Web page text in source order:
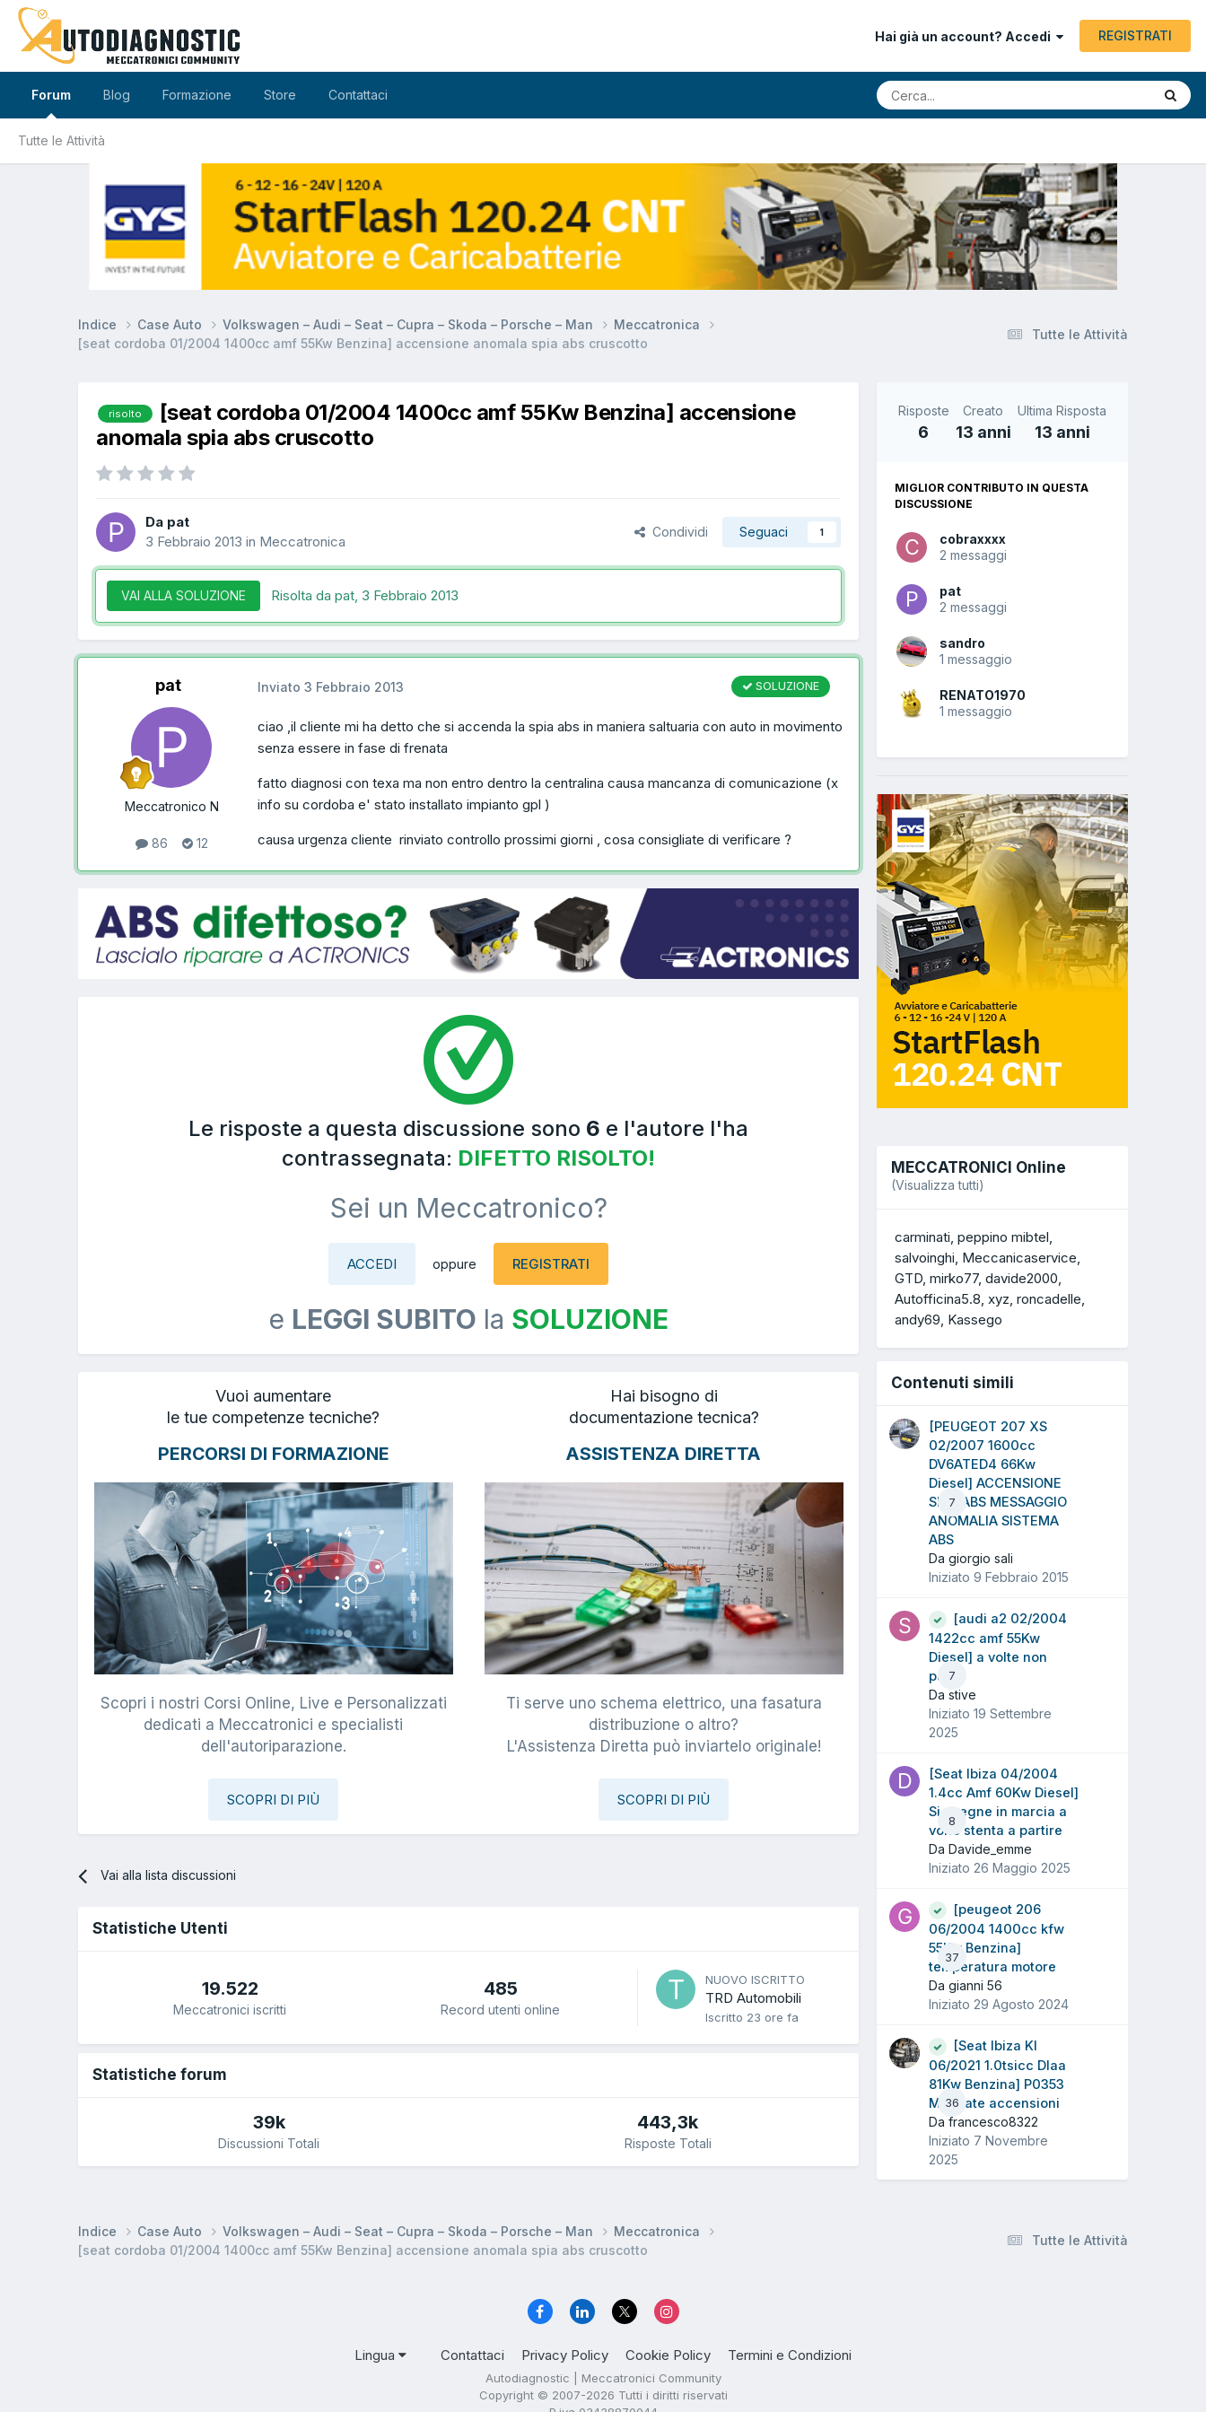
Hai già un account? Accedi REGISTRATI
Forum
Tutte le Attività
Blog Formazione Store Contattaci
Tutte le Attività
Indice Case Auto Volkswagen – Audi – Seat – Cupra – Skoda – Porsche – Man
Meccatronica
[seat cordoba 01/2004 1400cc amf 55Kw Benzina] accensione anomala spia abs cruscotto
risolto
[seat cordoba 01/2004 1400cc amf 55Kw Benzina] accensione
anomala spia abs cruscotto
Da pat
3 Febbraio 2013 in Meccatronica
Condividi Seguaci 1
VAI ALLA SOLUZIONE Risolta da pat, 3 Febbraio 2013
pat
Meccatronico N
86 12
SOLUZIONE
Inviato 3 Febbraio 2013
ciao ,il cliente mi ha detto che si accenda la spia abs in maniera saltuaria con auto in movimento
senza essere in fase di frenata
fatto diagnosi con texa ma non entro dentro la centralina causa mancanza di comunicazione (x
info su cordoba e' stato installato impianto gpl )
causa urgenza cliente rinviato controllo prossimi giorni , cosa consigliate di verificare ?
Le risposte a questa discussione sono 6 e l'autore l'ha
contrassegnata: DIFETTO RISOLTO!
Sei un Meccatronico?
ACCEDI oppure REGISTRATI
e LEGGI SUBITO la SOLUZIONE
Vuoi aumentare
le tue competenze tecniche?
PERCORSI DI FORMAZIONE
Scopri i nostri Corsi Online, Live e Personalizzati
dedicati a Meccatronici e specialisti
dell'autoriparazione.
SCOPRI DI PIÙ
Hai bisogno di
documentazione tecnica?
ASSISTENZA DIRETTA
Ti serve uno schema elettrico, una fasatura
distribuzione o altro?
L'Assistenza Diretta può inviartelo originale!
SCOPRI DI PIÙ
Vai alla lista discussioni
Statistiche Utenti
19.522
Meccatronici iscritti
485
Record utenti online
NUOVO ISCRITTO
TRD Automobili
Iscritto 23 ore fa
Statistiche forum
39k
Discussioni Totali
443,3k
Risposte Totali
Risposte
6
Creato
13 anni
Ultima Risposta
13 anni
MIGLIOR CONTRIBUTO IN QUESTA
DISCUSSIONE
cobraxxxx
2 messaggi
pat
2 messaggi
sandro
1 messaggio
RENATO1970
1 messaggio
MECCATRONICI Online
(Visualizza tutti)
carminati peppino mibtel
salvoinghi Meccanicaservice
GTD mirko77 davide2000
Autofficina5.8 xyz roncadelle
andy69 Kassego
Contenuti simili
7
[PEUGEOT 207 XS
02/2007 1600cc
DV6ATED4 66Kw
Diesel] ACCENSIONE
SPIA ABS MESSAGGIO
ANOMALIA SISTEMA
ABS
Da giorgio sali
Iniziato 9 Febbraio 2015
7
[audi a2 02/2004
1422cc amf 55Kw
Diesel] a volte non
parte
Da stive
Iniziato 19 Settembre
2025
8
[Seat Ibiza 04/2004
1.4cc Amf 60Kw Diesel]
Si spegne in marcia a
volte stenta a partire
Da Davide_emme
Iniziato 26 Maggio 2025
37
[peugeot 206
06/2004 1400cc kfw
55Kw Benzina]
temperatura motore
Da gianni 56
Iniziato 29 Agosto 2024
36
[Seat Ibiza Kl
06/2021 1.0tsicc Dlaa
81Kw Benzina] P0353
Mancate accensioni
Da francesco8322
Iniziato 7 Novembre
2025
Tutte le Attività
Indice Case Auto Volkswagen – Audi – Seat – Cupra – Skoda – Porsche – Man
Meccatronica
[seat cordoba 01/2004 1400cc amf 55Kw Benzina] accensione anomala spia abs cruscotto
Lingua Contattaci Privacy Policy Cookie Policy Termini e Condizioni
Autodiagnostic | Meccatronici Community
Copyright © 2007-2026 Tutti i diritti riservati